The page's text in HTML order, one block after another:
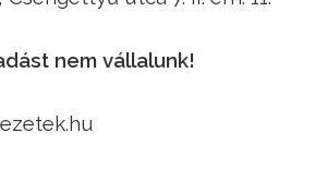
nem vállalunk!